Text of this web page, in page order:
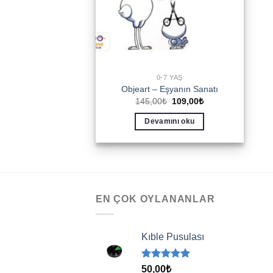
0-7 YAŞ
Objeart – Eşyanın Sanatı
145,00₺ Orijinal
145,00₺.
109,00₺Şu
Devamını oku
EN ÇOK OYLANANLAR
Kıble Pusulası
5 üzerinden
50,00₺